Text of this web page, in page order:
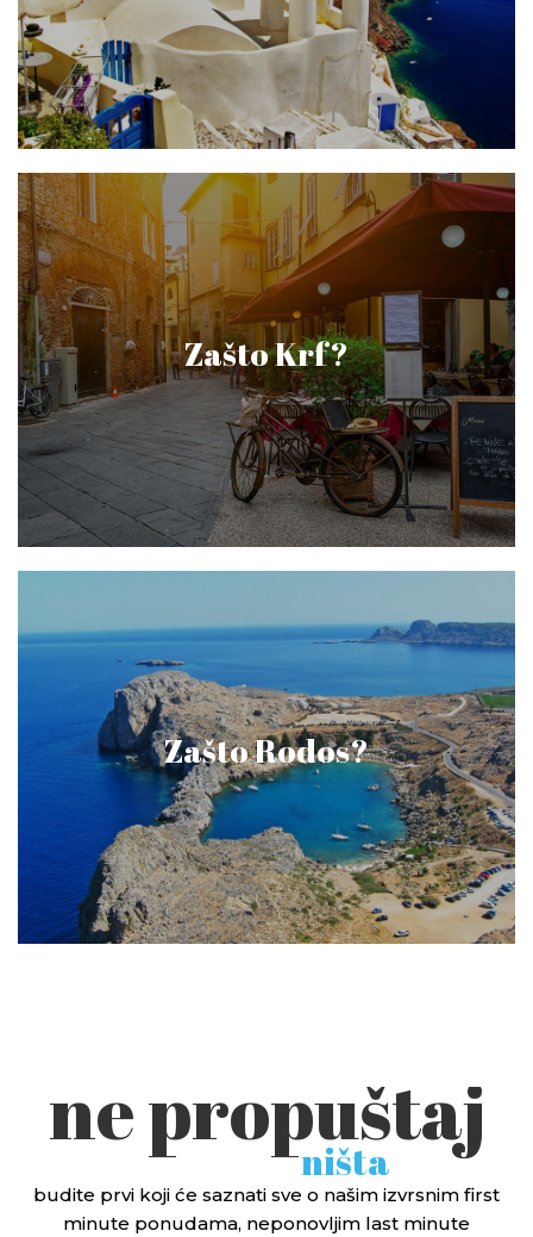
Zašto Krf?
Zašto Rodos?
ne propuštaj
ništa
budite prvi koji će saznati sve o našim izvrsnim first
minute ponudama, neponovljim last minute